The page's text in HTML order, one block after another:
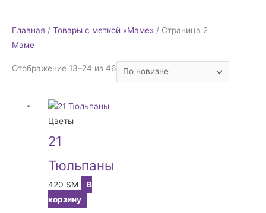
Главная / Товары с меткой «Маме» / Страница 2
Маме
Отображение 13–24 из 46
Сортировка:
недавние
Цветы
21
Тюльпаны
420 ЅМ
В
корзину